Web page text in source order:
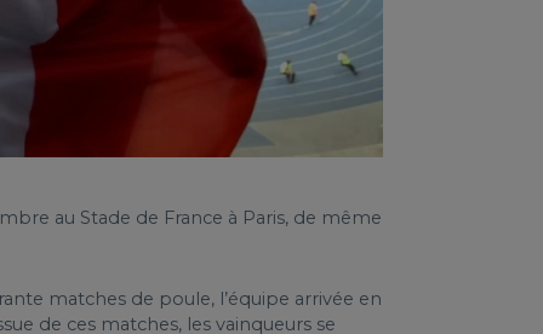
au Stade de France à Paris, de même
matches de poule, l’équipe arrivée en
de ces matches, les vainqueurs se